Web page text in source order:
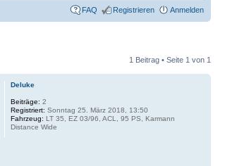
FAQ Registrieren Anmelden
1 Beitrag • Seite 1 von 1
Deluke
Beiträge: 2
Registriert: Sonntag 25. März 2018, 13:50
Fahrzeug: LT 35, EZ 03/96, ACL, 95 PS, Karmann
Distance Wide